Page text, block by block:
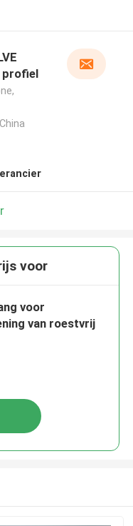
profiel
voor
voor
van roestvrij